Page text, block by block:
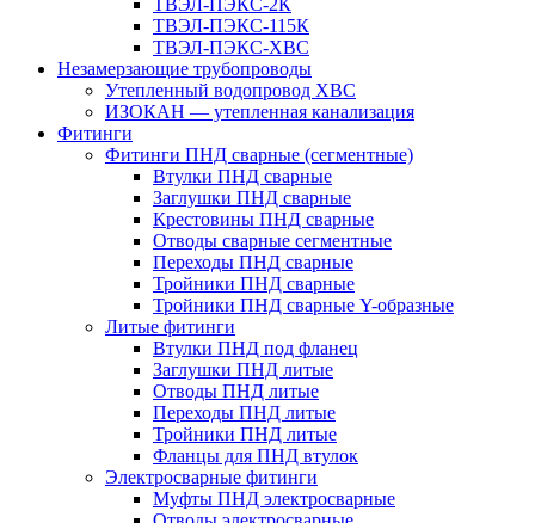
ТВЭЛ-ПЭКС-2К
ТВЭЛ-ПЭКС-115К
ТВЭЛ-ПЭКС-ХВС
Незамерзающие трубопроводы
Утепленный водопровод ХВС
ИЗОКАН — утепленная канализация
Фитинги
Фитинги ПНД сварные (сегментные)
Втулки ПНД сварные
Заглушки ПНД сварные
Крестовины ПНД сварные
Отводы сварные сегментные
Переходы ПНД сварные
Тройники ПНД сварные
Тройники ПНД сварные Y-образные
Литые фитинги
Втулки ПНД под фланец
Заглушки ПНД литые
Отводы ПНД литые
Переходы ПНД литые
Тройники ПНД литые
Фланцы для ПНД втулок
Электросварные фитинги
Муфты ПНД электросварные